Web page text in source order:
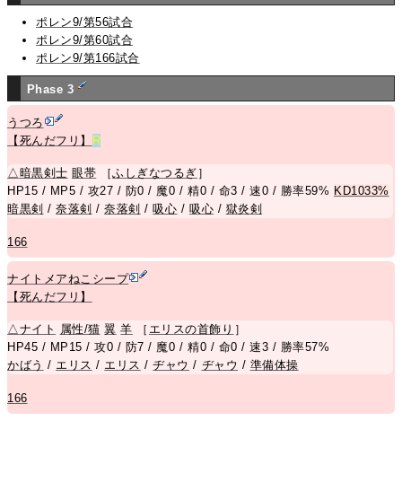
ポレン9/第56試合
ポレン9/第60試合
ポレン9/第166試合
Phase 3
うつろ
【死んだフリ】
R
△暗黒剣士 眼帯 ［ふしぎなつるぎ ］
HP15 / MP5 / 攻27 / 防0 / 魔0 / 精0 / 命3 / 速0 / 勝率59% KD1033%
暗黒剣 /奈落剣 /奈落剣 /吸心 / 吸心 / 獄炎剣
166
ナイトメアねこシープ
【死んだフリ】
△ナイト 属性/猫 翼 羊 ［ エリスの首飾り ］
HP45 / MP15 / 攻0 / 防7 / 魔0 / 精0 / 命0 / 速3 / 勝率57%
かばう / エリス / エリス /ヂャウ / ヂャウ / 準備体操
166